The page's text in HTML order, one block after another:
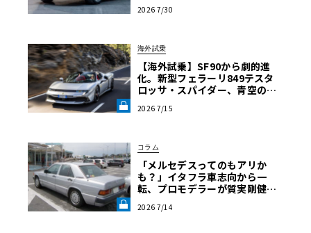
の全貌
2026 7/30
海外試乗
【海外試乗】SF90から劇的進
化。新型フェラーリ849テスタ
ロッサ・スパイダー、青空の下
リティ《LE VOLANT LAB》
2026 7/15
コラム
「メルセデスってのもアリか
も？」イタフラ車志向から一
転、プロモデラーが質実剛健な
ルセデス190E日記】第8回《LE
2026 7/14